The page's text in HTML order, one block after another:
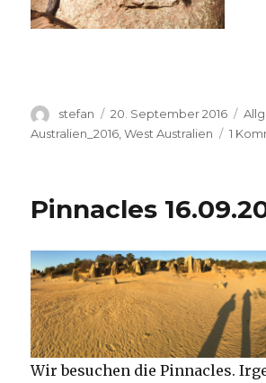
Autor
stefan
Veröffentlicht
am
20. September 2016
Australien_2016 ,West Australien 1
Pinnacles
Wir besuchen die Pinnacles.